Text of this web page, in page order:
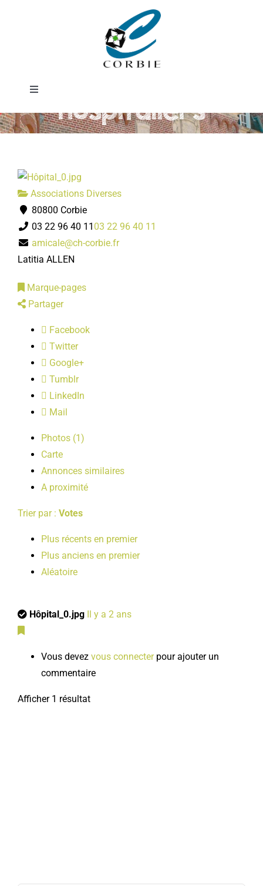
Toggle
Mairie
SERVICES MUNICIPAUX
PRATIQUE
Amicale des
agents
hospitaliers
Associations Diverses
80800 Corbie
03 22 96 40 11 03 22 96 40 11
amicale@ch-corbie.fr
Latitia ALLEN
Marque-pages
Partager
Facebook
Twitter
Google+
Tumblr
LinkedIn
Mail
Photos (1)
Carte
Annonces similaires
A proximité
Trier par : Votes
Plus récents en premier
Plus anciens en premier
Aléatoire
Hôpital_0.jpg Il y a 2 ans
Vous devez vous connecterpour ajouter un
commentaire
Afficher 1 résultat